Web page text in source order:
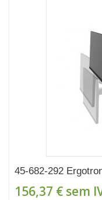
45-682-292
156,37 € sem